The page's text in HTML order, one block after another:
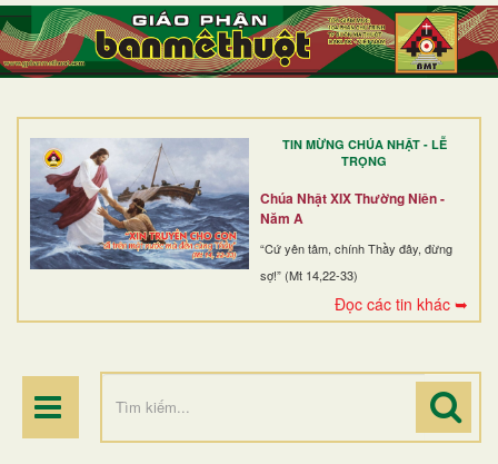
TIN MỪNG CHÚA NHẬT - LỄ
TRỌNG
Chúa Nhật XIX Thường Niên -
Năm A
“Cứ yên tâm, chính Thầy đây, đừng
sợ!” (Mt 14,22-33)
Đọc các tin khác ➥
TRANG NHẤT
GIỚI THIỆU
DÒNG TU
BAN MỤC VỤ
ĐOÀN THỂ CG
ĐIỂM HÀNH HƯƠNG